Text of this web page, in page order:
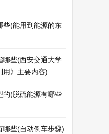
些(能用到能源的东
哪些(西安交通大学
用》主要内容)
的(脱硫能源有哪些
哪些(自动倒车步骤)